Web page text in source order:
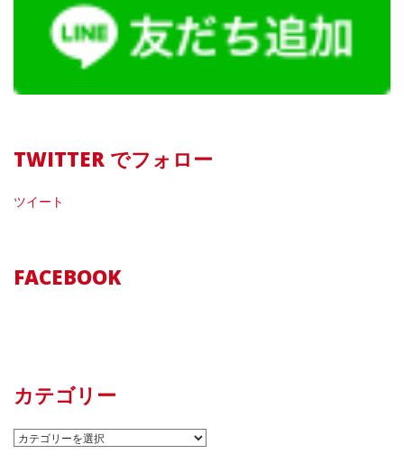
TWITTER でフォロー
ツイート
FACEBOOK
カテゴリー
カ